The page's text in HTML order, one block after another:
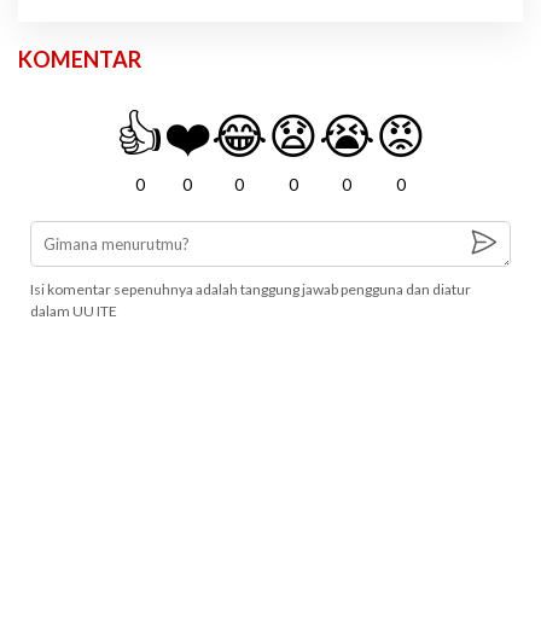
KOMENTAR
👍
0
❤️
0
😂
0
😧
0
😭
0
😡
0
Isi komentar sepenuhnya adalah tanggung jawab pengguna dan diatur
dalam UU ITE